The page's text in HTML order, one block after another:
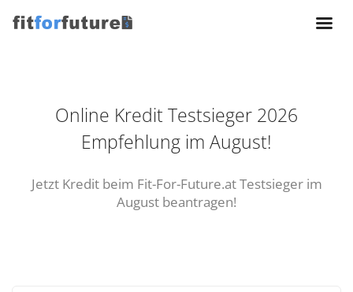
Online Kredit Testsieger 2026
Empfehlung im August!
Jetzt Kredit beim Fit-For-Future.at Testsieger im
August beantragen!